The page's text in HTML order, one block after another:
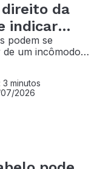
da
indicar
podem se
um incômodo
minutos
2026